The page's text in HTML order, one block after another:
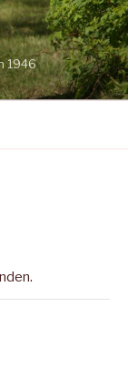
1946